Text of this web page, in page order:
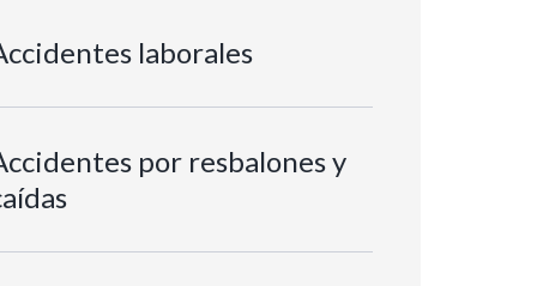
laborales
por resbalones y